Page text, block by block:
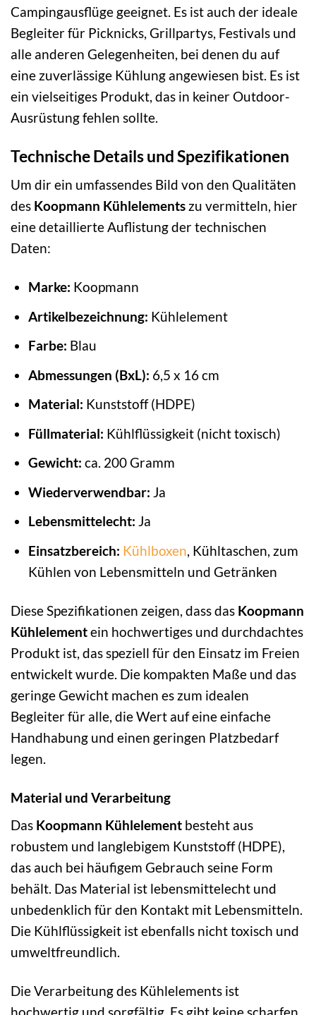
Campingausflüge geeignet. Es ist auch der ideale
Begleiter für Picknicks, Grillpartys, Festivals und
alle anderen Gelegenheiten, bei denen du auf
eine zuverlässige Kühlung angewiesen bist. Es ist
ein vielseitiges Produkt, das in keiner Outdoor-
Ausrüstung fehlen sollte.
Technische Details und Spezifikationen
Um dir ein umfassendes Bild von den Qualitäten
des Koopmann Kühlelements zu vermitteln, hier
eine detaillierte Auflistung der technischen
Daten:
Marke: Koopmann
Artikelbezeichnung: Kühlelement
Farbe: Blau
Abmessungen (BxL): 6,5 x 16 cm
Material: Kunststoff (HDPE)
Füllmaterial: Kühlflüssigkeit (nicht toxisch)
Gewicht: ca. 200 Gramm
Wiederverwendbar: Ja
Lebensmittelecht: Ja
Einsatzbereich: Kühlboxen, Kühltaschen, zum
Kühlen von Lebensmitteln und Getränken
Diese Spezifikationen zeigen, dass das Koopmann
Kühlelementein hochwertiges und durchdachtes
Produkt ist, das speziell für den Einsatz im Freien
entwickelt wurde. Die kompakten Maße und das
geringe Gewicht machen es zum idealen
Begleiter für alle, die Wert auf eine einfache
Handhabung und einen geringen Platzbedarf
legen.
Material und Verarbeitung
Das Koopmann Kühlelement besteht aus
robustem und langlebigem Kunststoff (HDPE),
das auch bei häufigem Gebrauch seine Form
behält. Das Material ist lebensmittelecht und
unbedenklich für den Kontakt mit Lebensmitteln.
Die Kühlflüssigkeit ist ebenfalls nicht toxisch und
umweltfreundlich.
Die Verarbeitung des Kühlelements ist